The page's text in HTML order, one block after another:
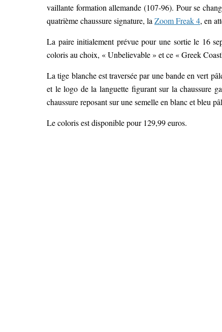
vaillante formation allemande (107-96). Pour se
quatrième chaussure signature, la Zoom Freak 4, en
La paire initialement prévue pour une sortie le 16
coloris au choix, « Unbelievable » et ce « Greek
La tige blanche est traversée par une bande en vert
et le logo de la languette figurant sur la chaussure
chaussure reposant sur une semelle en blanc et bleu
Le coloris est disponible pour 129,99 euros.